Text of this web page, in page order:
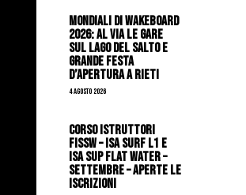
Mondiali di Wakeboard
2026: al via le gare
sul Lago del Salto e
grande festa
d’apertura a Rieti
4 Agosto 2026
CORSO ISTRUTTORI
FISSW – ISA SURF L1 e
ISA SUP Flat Water –
SETTEMBRE – APERTE LE
ISCRIZIONI